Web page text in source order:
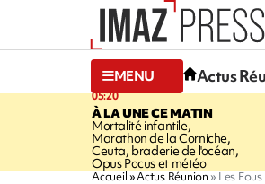
MENU Actus
05:20
À LA UNE CE MATIN
Mortalité infantile,
Marathon de la Corniche,
Ceuta, braderie de l'océan,
Opus Pocus et météo
Accueil Actus Réunion Les